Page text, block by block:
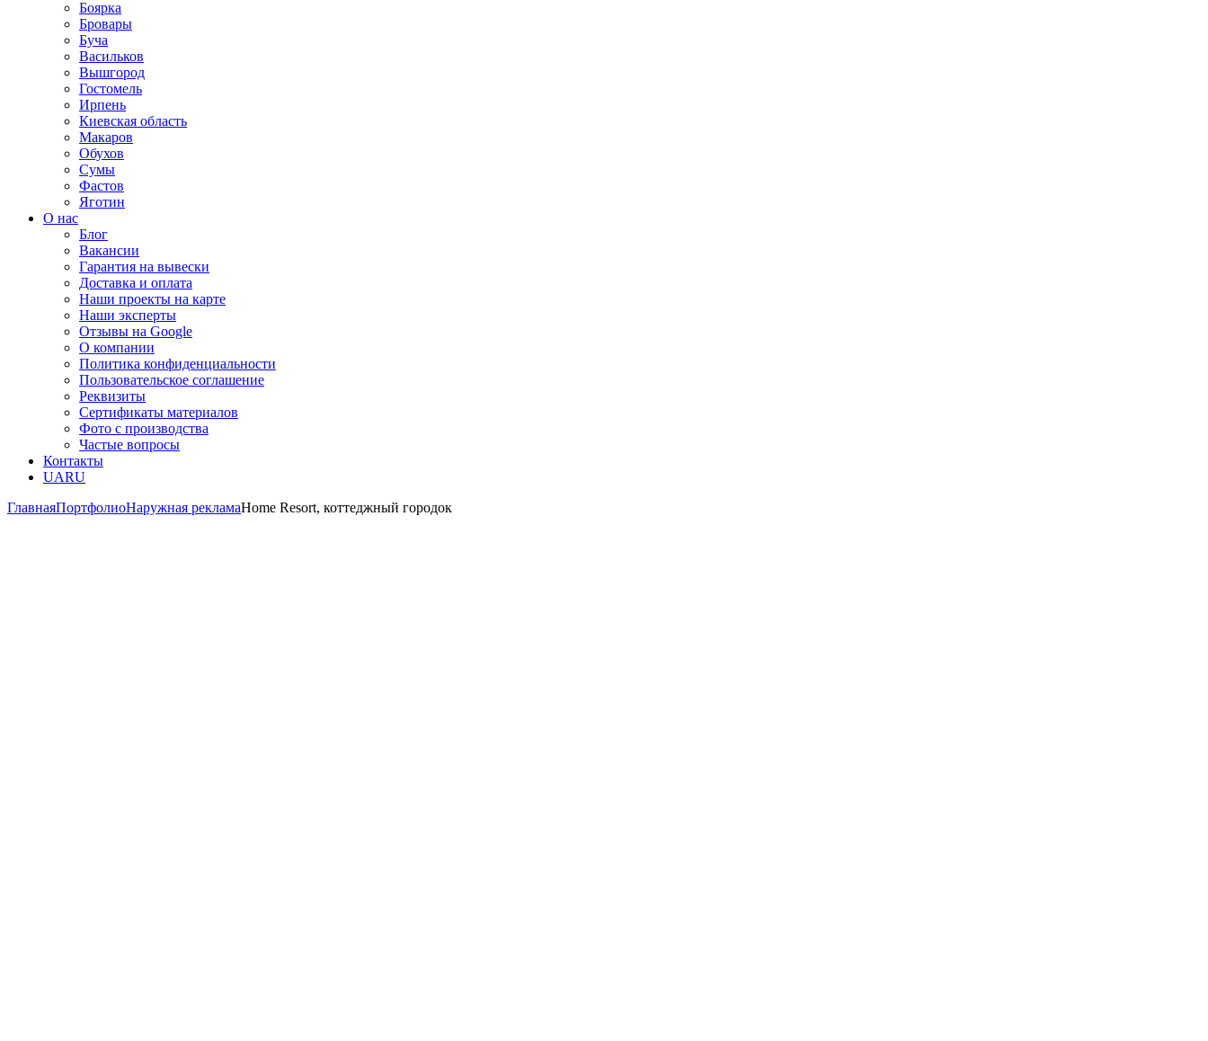
Боярка
Бровары
Буча
Васильков
Вышгород
Гостомель
Ирпень
Киевская область
Макаров
Обухов
Сумы
Фастов
Яготин
О нас
Блог
Вакансии
Гарантия на вывески
Доставка и оплата
Наши проекты на карте
Наши эксперты
Отзывы на Google
О компании
Политика конфиденциальности
Пользовательское соглашение
Реквизиты
Сертификаты материалов
Фото с производства
Частые вопросы
Контакты
UARU
ГлавнаяПортфолиоНаружная рекламаHome Resort, коттеджный городок